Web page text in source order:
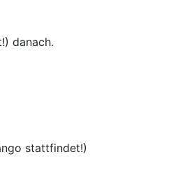
danach.
stattfindet!)